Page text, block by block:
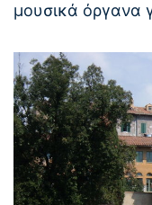
μουσικά όργανα